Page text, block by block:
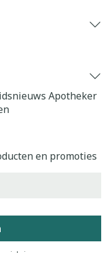
Apotheker
en promoties